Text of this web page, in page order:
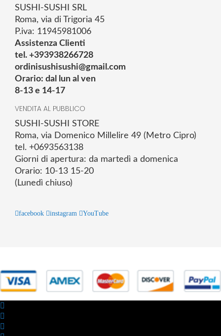
SUSHI-SUSHI SRL
Roma, via di Trigoria 45
P.iva: 11945981006
Assistenza Clienti
tel. +393938266728
ordinisushisushi@gmail.com
Orario: dal lun al ven
8-13 e 14-17
VENDITA AL PUBBLICO
SUSHI-SUSHI STORE
Roma, via Domenico Millelire 49 (Metro Cipro)
tel. +0693563138
Giorni di apertura: da martedì a domenica
Orario: 10-13 15-20
(Lunedì chiuso)
facebook instagram YouTube